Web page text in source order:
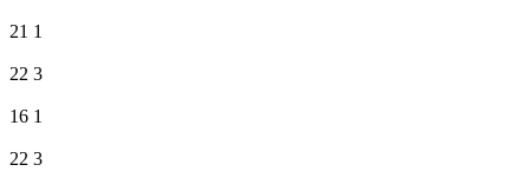
21 1
22 3
16 1
22 3